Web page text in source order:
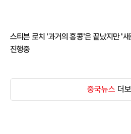
스티븐 로치 '과거의 홍콩'은 끝났지만 '
진행중
중국뉴스 더